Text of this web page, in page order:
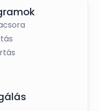
található
perc séta, autóval
(igény szerint